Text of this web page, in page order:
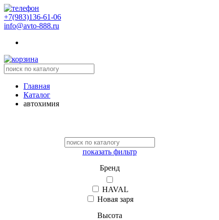
+7(983)136-61-06
info@avto-888.ru
Главная
Каталог
автохимия
показать фильтр
Бренд
HAVAL
Новая заря
Высота